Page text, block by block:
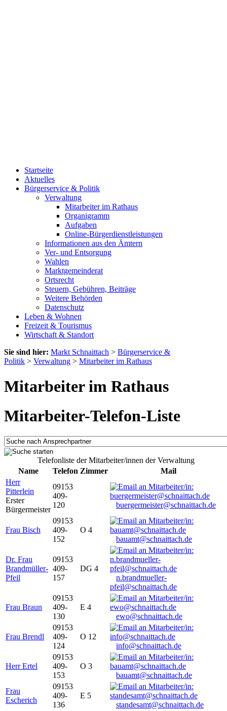
Startseite
Aktuelles
Bürgerservice & Politik
Verwaltung
Mitarbeiter im Rathaus
Organigramm
Aufgaben
Online-Bürgerdienstleistungen
Informationen aus den Ämtern
Ver- und Entsorgung
Wahlen
Marktgemeinderat
Ortsrecht
Steuern, Gebühren, Beiträge
Weitere Behörden
Datenschutz
Leben & Wohnen
Freizeit & Tourismus
Wirtschaft & Standort
Sie sind hier: Markt Schnaittach > Bürgerservice &
Politik > Verwaltung > Mitarbeiter im Rathaus
Mitarbeiter im Rathaus
Mitarbeiter-Telefon-Liste
Telefonliste der Mitarbeiter/innen der Verwaltung
Name
Telefon Zimmer
Mail
Herr
Pitterlein
Erster
Bürgermeister
09153
409-
120
buergermeister@schnaittach.de
Frau Bisch
09153
409-
152
O 4
bauamt@schnaittach.de
Dr. Frau
Brandmüller-
Pfeil
09153
409-
157
DG 4
n.brandmueller-
pfeil@schnaittach.de
Frau Braun
09153
409-
130
E 4
ewo@schnaittach.de
Frau Brendl
09153
409-
124
O 12
info@schnaittach.de
Herr Ertel
09153
409-
153
O 3
bauamt@schnaittach.de
Frau
Escherich
09153
409-
136
E 5
standesamt@schnaittach.de